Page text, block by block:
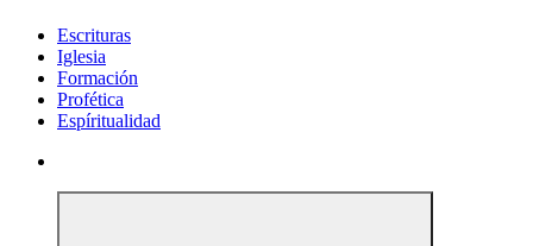
Escrituras
Iglesia
Formación
Profética
Espíritualidad